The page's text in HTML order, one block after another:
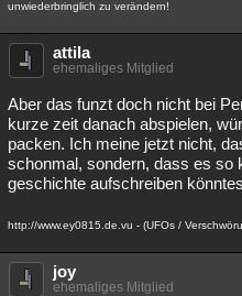
unwiederbringlich zu verändern!
attila
ehemaliges Mitglied
Aber das funzt doch nicht bei
kurze zeit danach abspielen,
packen. Ich meine jetzt nicht,
schonmal, sondern, dass es so
geschichte aufschreiben
http://www.ey0815.de.vu - (UFOs /
joy
ehemaliges Mitglied